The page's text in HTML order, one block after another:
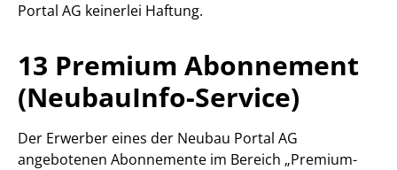
Portal AG keinerlei Haftung.
13 Premium Abonnement
(NeubauInfo-Service)
Der Erwerber eines der Neubau Portal AG
angebotenen Abonnemente im Bereich „Premium-